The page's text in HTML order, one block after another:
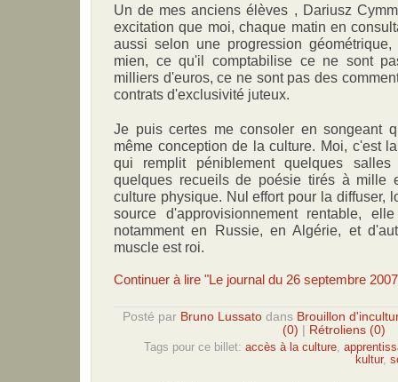
Un de mes anciens élèves , Dariusz
excitation que moi, chaque matin en
aussi selon une progression
mien, ce qu'il comptabilise ce ne sont
milliers d'euros, ce ne sont pas des
contrats d'exclusivité juteux.
Je puis certes me consoler en songeant
même conception de la culture. Moi, c'est
qui remplit péniblement quelques
quelques recueils de poésie tirés à mille
culture physique. Nul effort pour la diffuser,
source d'approvisionnement rentable,
notamment en Russie, en Algérie, et
muscle est roi.
Continuer à lire "Le journal du 26 septembre
Posté par Bruno Lussatodans Brouillon
(0)
Rétroliens (0)
Tags pour ce billet: accès à la culture
kultur,